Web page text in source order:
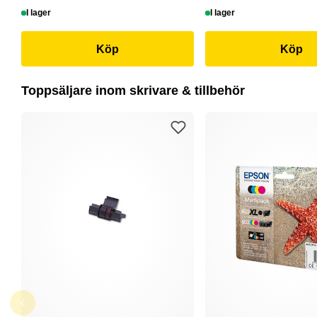
I lager
Köp
I lager
Köp
Toppsäljare inom skrivare & tillbehör